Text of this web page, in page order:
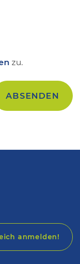
zu.
anmelden!